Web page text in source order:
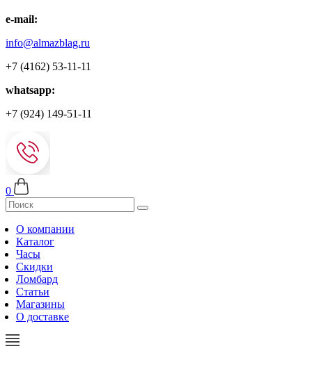
e-mail:
info@almazblag.ru
+7 (4162) 53-11-11
whatsapp:
+7 (924) 149-51-11
0
О компании
Каталог
Часы
Скидки
Ломбард
Статьи
Магазины
О доставке